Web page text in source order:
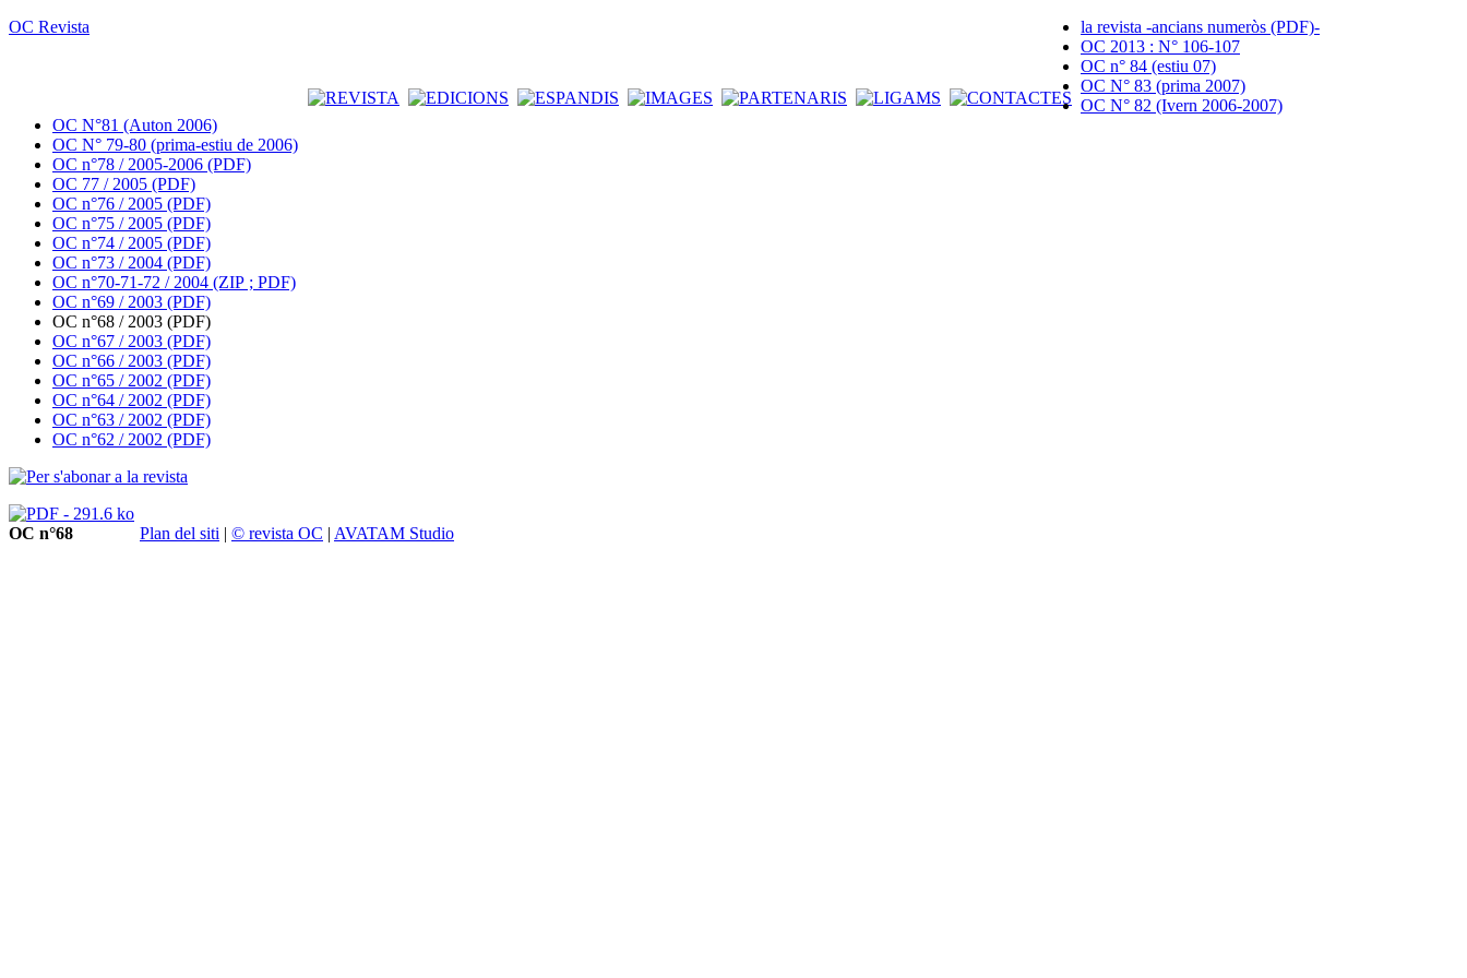
OC Revista
la revista -ancians numeròs (PDF)-
OC 2013 : N° 106-107
OC n° 84 (estiu 07)
OC N° 83 (prima 2007)
OC N° 82 (Ivern 2006-2007)
OC N°81 (Auton 2006)
OC N° 79-80 (prima-estiu de 2006)
OC n°78 / 2005-2006 (PDF)
OC 77 / 2005 (PDF)
OC n°76 / 2005 (PDF)
OC n°75 / 2005 (PDF)
OC n°74 / 2005 (PDF)
OC n°73 / 2004 (PDF)
OC n°70-71-72 / 2004 (ZIP ; PDF)
OC n°69 / 2003 (PDF)
OC n°68 / 2003 (PDF)
OC n°67 / 2003 (PDF)
OC n°66 / 2003 (PDF)
OC n°65 / 2002 (PDF)
OC n°64 / 2002 (PDF)
OC n°63 / 2002 (PDF)
OC n°62 / 2002 (PDF)
OC n°68 Plan del siti | © revista OC | AVATAM Studio